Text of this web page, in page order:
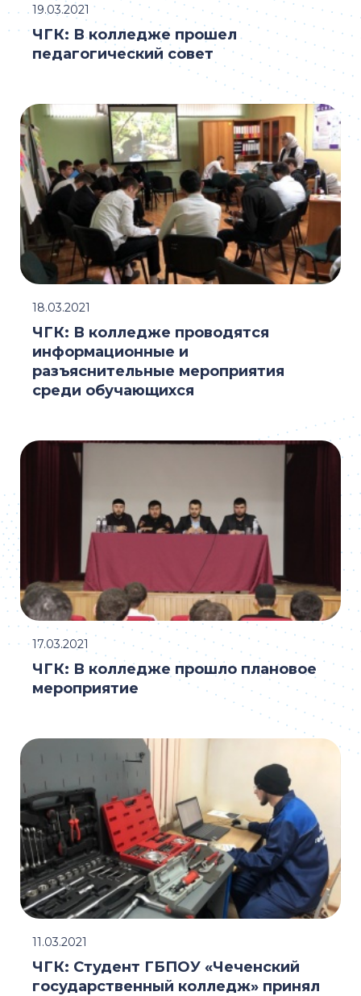
ЧГК: В колледже прошел
педагогический совет
19.03.2021
ЧГК: В колледже проводятся
информационные и
разъяснительные мероприятия
среди обучающихся
18.03.2021
ЧГК: В колледже прошло плановое
мероприятие
17.03.2021
ЧГК: Студент ГБПОУ «Чеченский
государственный колледж» принял
11.03.2021